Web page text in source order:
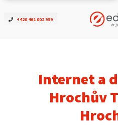
+420 461 002 999
Ověřit
ČEZNET TV
Internet a
Hrochův